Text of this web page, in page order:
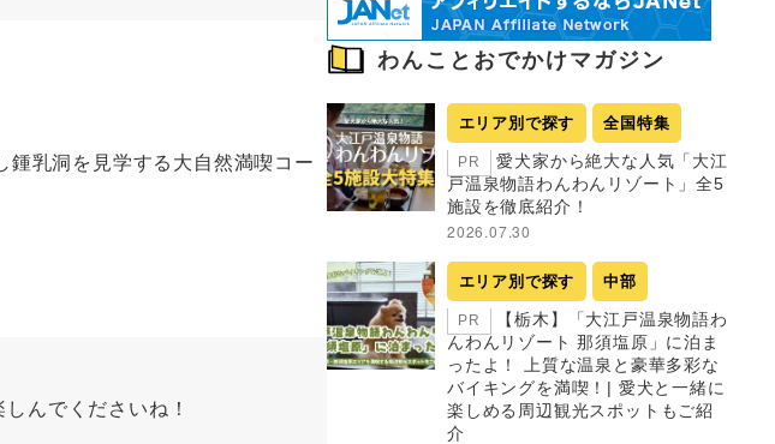
乳洞を見学する大自然満喫コー
んでくださいね！
わんことおでかけマガジン
エリア別で探す 全国特集
PR
愛犬家から絶大な人気「大江
戸温泉物語わんわんリゾート」全5
施設を徹底紹介！
2026.07.30
エリア別で探す 中部
PR
【栃木】「大江戸温泉物語わ
んわんリゾート 那須塩原」に泊ま
ったよ！ 上質な温泉と豪華多彩な
バイキングを満喫！| 愛犬と一緒に
楽しめる周辺観光スポットもご紹
介